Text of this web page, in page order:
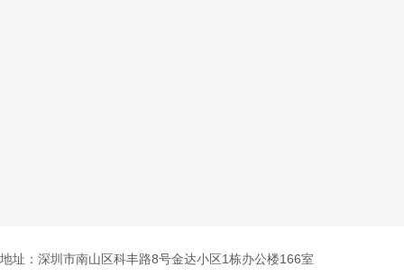
地址：深圳市南山区科丰路8号金达小区1栋办公楼166室